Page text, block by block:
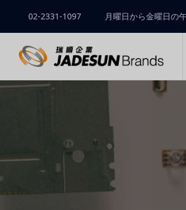
02-2331-1097 月曜日から金曜日の